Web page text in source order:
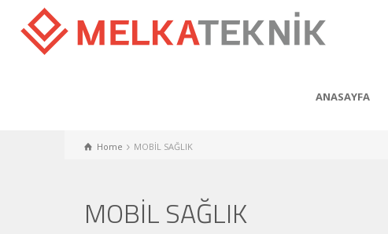
ANASAYFA
Home MOBİL SAĞLIK
MOBİL SAĞLIK